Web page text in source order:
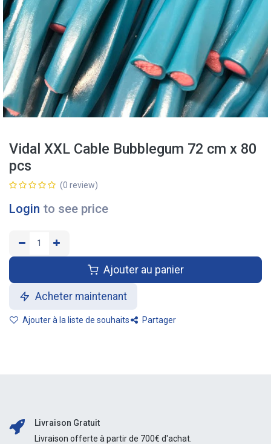
Vidal XXL Cable Bubblegum 72 cm x 80
pcs
(0 review)
Login to see price
Ajouter au panier
Acheter maintenant
Ajouter à la liste de souhaits Partager
Livraison Gratuit
Livraison offerte à partir de 700€ d'achat.